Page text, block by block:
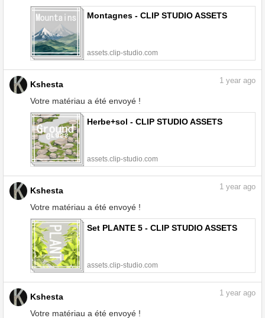
Montagnes - CLIP STUDIO ASSETS
assets.clip-studio.com
Kshesta
Votre matériau a été envoyé !
1 year ago
Herbe+sol - CLIP STUDIO ASSETS
assets.clip-studio.com
Kshesta
Votre matériau a été envoyé !
1 year ago
Set PLANTE 5 - CLIP STUDIO ASSETS
assets.clip-studio.com
Kshesta
Votre matériau a été envoyé !
1 year ago